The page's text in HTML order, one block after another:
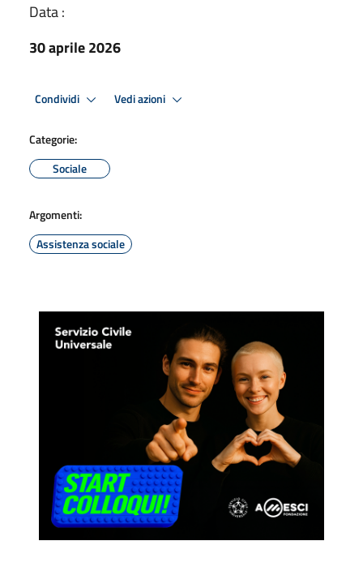
Data :
30 aprile 2026
Condividi Vedi azioni
Categorie:
Sociale
Argomenti:
Assistenza sociale